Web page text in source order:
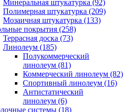
Минеральная штукатурка (92)
Полимерная штукатурка (209)
Мозаичная штукатурка (133)
покрытия (258)
Террасная доска (73)
Линолеум (185)
Полукоммерческий
линолеум (81)
Коммерческий линолеум (82)
Спортивный линолеум (16)
Антистатический
линолеум (6)
системы (18)